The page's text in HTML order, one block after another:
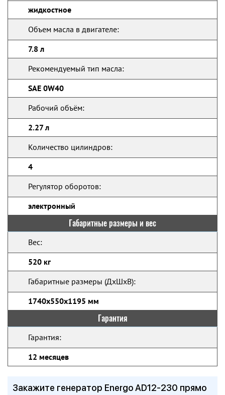
жидкостное
Объем масла в двигателе:
7.8 л
Рекомендуемый тип масла:
SAE 0W40
Рабочий объём:
2.27 л
Количество цилиндров:
4
Регулятор оборотов:
электронный
Габаритные размеры и вес
Вес:
520 кг
Габаритные размеры (ДхШхВ):
1740x550x1195 мм
Гарантия
Гарантия:
12 месяцев
Закажите генератор Energo AD12-230 прямо